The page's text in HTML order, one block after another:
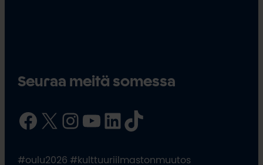
Seuraa meitä somessa
Facebook X InstagramYouTube LinkedIn TikTok
#oulu2026 #kulttuuriilmastonmuutos